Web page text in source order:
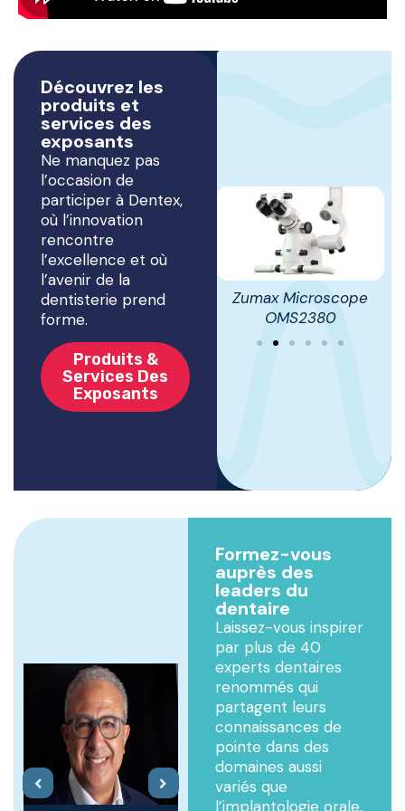
Découvrez les
produits et
services des
exposants
Ne manquez pas
l’occasion de
participer à Dentex,
où l’innovation
rencontre
l’excellence et où
l’avenir de la
dentisterie prend
forme.
Produits &
Services Des
Exposants
3Shape Trios 3 Basic
Zumax Microscope
OMS2380
Formez-vous
auprès des
leaders du
dentaire
Laissez-vous inspirer
par plus de 40
experts dentaires
renommés qui
partagent leurs
connaissances de
pointe dans des
domaines aussi
variés que
l’implantologie orale,